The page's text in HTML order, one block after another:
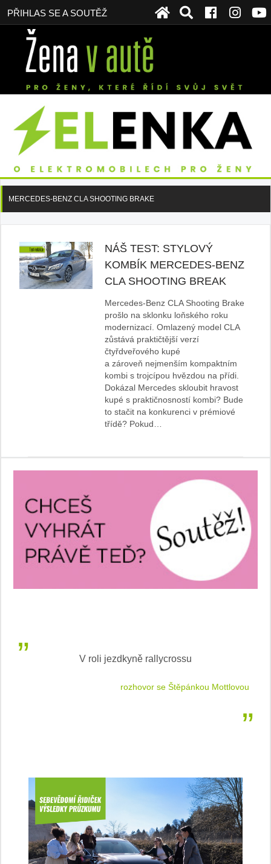
PŘIHLAS SE A SOUTĚŽ
MERCEDES-BENZ CLA SHOOTING BRAKE
NÁŠ TEST: STYLOVÝ
KOMBÍK MERCEDES-BENZ
CLA SHOOTING BREAK
Mercedes-Benz CLA Shooting Brake
prošlo na sklonku loňského roku
modernizací. Omlazený model CLA
zůstává praktičtější verzí
čtyřdveřového kupé
a zároveň nejmenším kompaktním
kombi s trojcípou hvězdou na přídi.
Dokázal Mercedes skloubit hravost
kupé s praktičnosností kombi? Bude
to stačit na konkurenci v prémiové
třídě? Pokud…
V roli jezdkyně rallycrossu
rozhovor se Štěpánkou Mottlovou